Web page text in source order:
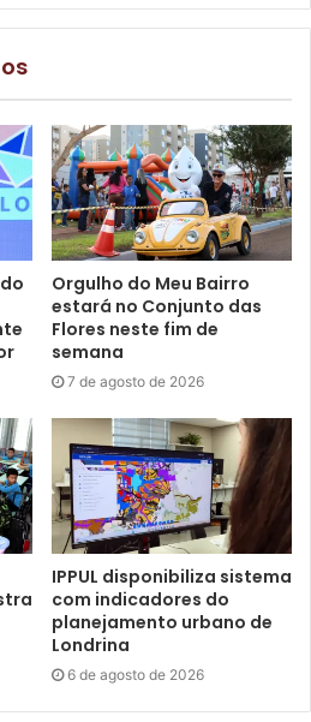
Bandeira é uma ação realizada
Obras e a Sercomtel
Orgulho do Meu Bairro
estará no Conjunto das
Flores neste fim de
semana
7 de agosto de 2026
IPPUL disponibiliza sistema
com indicadores do
planejamento urbano de
Londrina
6 de agosto de 2026